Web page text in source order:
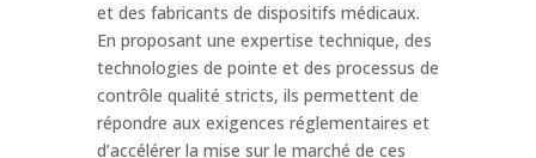
et des fabricants de dispositifs médicaux.
En proposant une expertise technique, des
technologies de pointe et des processus de
contrôle qualité stricts, ils permettent de
répondre aux exigences réglementaires et
d’accélérer la mise sur le marché de ces